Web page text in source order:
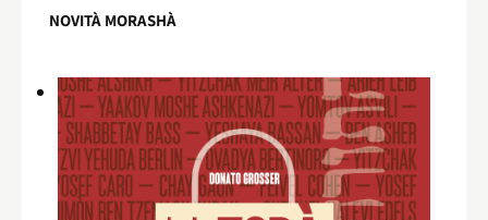
NOVITÀ MORASHÀ